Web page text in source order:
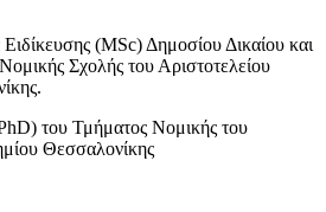
(MSc) Δημοσίου Δικαίου και
Σχολής του Αριστοτελείου
του Τμήματος Νομικής του
Θεσσαλονίκης